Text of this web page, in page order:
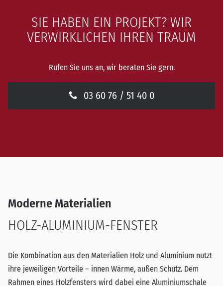
SIE HABEN EIN PROJEKT? WIR
VERWIRKLICHEN IHREN TRAUM
Rufen Sie uns an, wir beraten Sie gern.
03 60 76 / 51 40 0
Moderne Materialien
HOLZ-ALUMINIUM-FENSTER
Die Kombination aus den Materialien Holz und Aluminium nutzt
ihre jeweiligen Vorteile – innen Wärme, außen Schutz. Dem
Rahmen eines Holzfensters wird dabei eine Aluminiumschale